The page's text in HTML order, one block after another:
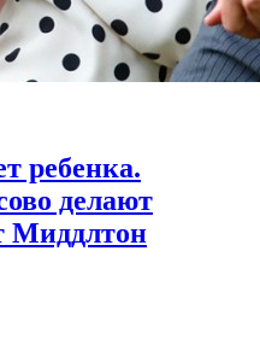
ребенка.
делают
Миддлтон